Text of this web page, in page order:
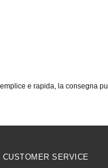
e rapida, la consegna
CUSTOMER SERVICE